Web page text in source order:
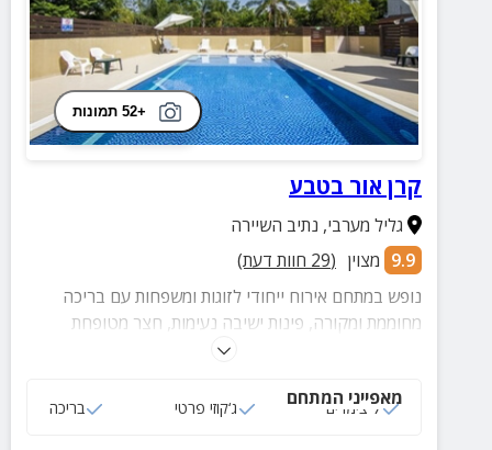
+52 תמונות
קרן אור בטבע
גליל מערבי, נתיב השיירה
9.9 מצוין (
29 חוות דעת)
נופש במתחם אירוח ייחודי לזוגות ומשפחות עם בריכה
מחוממת ומקורה, פינות ישיבה נעימות, חצר מטופחת
מאפייני המתחם
7 צימרים ג‘קוזי פרטי בריכה